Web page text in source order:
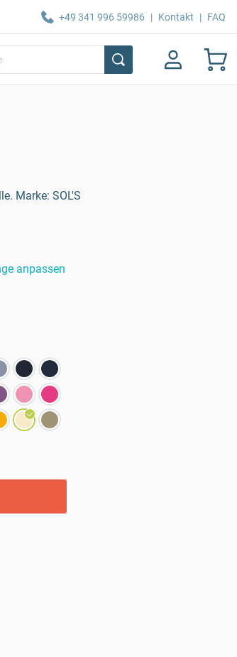
+49 341 996 59986 | Kontakt | FAQ
Marke: SOL'S
anpassen